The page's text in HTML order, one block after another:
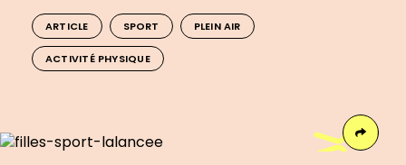
ARTICLE SPORT PLEIN AIR
ACTIVITÉ PHYSIQUE